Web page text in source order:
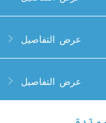
"فورد بروتكت"
والتي تشمل
مثل تغيير الزيت
متعددة
عرض التفاصيل
بروتكت"
المرنة التي
عرض التفاصيل